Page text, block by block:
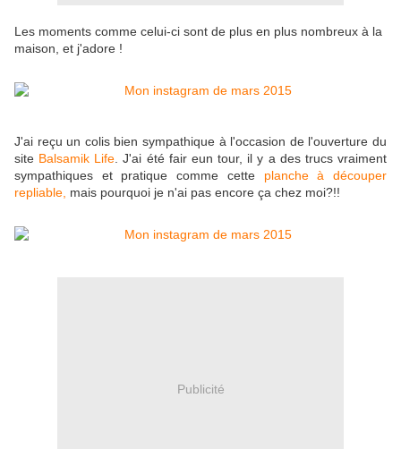
Les moments comme celui-ci sont de plus en plus nombreux à la
maison, et j'adore !
J'ai reçu un colis bien sympathique à l'occasion de l'ouverture du
site Balsamik Life . J'ai été fair eun tour, il y a des trucs vraiment
sympathiques et pratique comme cette planche à découper
repliable, mais pourquoi je n'ai pas encore ça chez moi?!!
Publicité